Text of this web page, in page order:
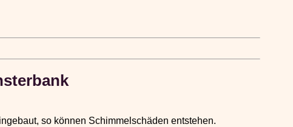
so können Schimmelschäden entstehen.